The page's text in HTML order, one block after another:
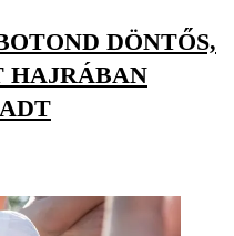
DÖNTŐS,
HAJRÁBAN